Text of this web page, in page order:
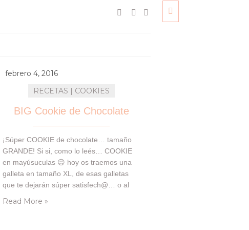
febrero 4, 2016
RECETAS | COOKIES
BIG Cookie de Chocolate
¡Súper COOKIE de chocolate… tamaño
GRANDE! Si si, como lo leés… COOKIE
en mayúsuculas 😉 hoy os traemos una
galleta en tamaño XL, de esas galletas
que te dejarán súper satisfech@… o al
Read More »